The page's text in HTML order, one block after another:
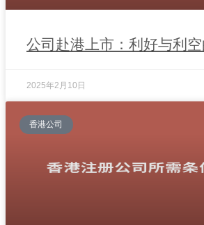
公司赴港上市：利好与利
2025年2月10日
香港公司